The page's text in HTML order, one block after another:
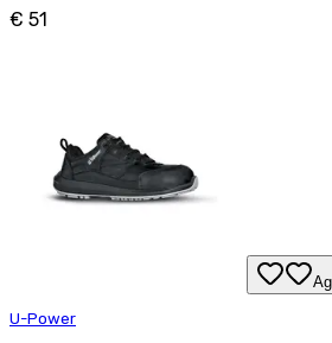
€ 51
U-Power